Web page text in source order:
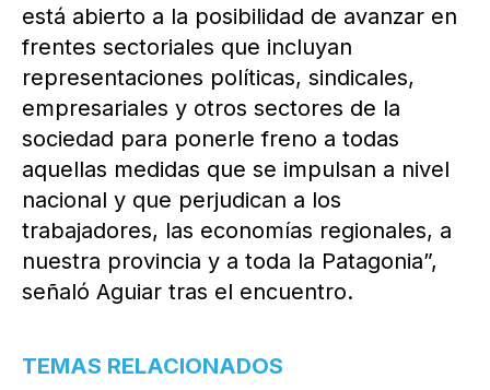
está abierto a la posibilidad de avanzar en
frentes sectoriales que incluyan
representaciones políticas, sindicales,
empresariales y otros sectores de la
sociedad para ponerle freno a todas
aquellas medidas que se impulsan a nivel
nacional y que perjudican a los
trabajadores, las economías regionales, a
nuestra provincia y a toda la Patagonia”,
señaló Aguiar tras el encuentro.
TEMAS RELACIONADOS